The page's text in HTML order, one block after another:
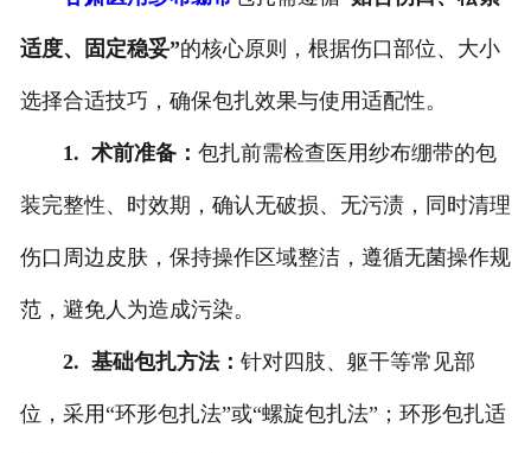
适度、固定稳妥”的核心原则，根据伤口部位、大小
选择合适技巧，确保包扎效果与使用适配性。
1. 术前准备： 包扎前需检查医用纱布绷带的包
装完整性、时效期，确认无破损、无污渍，同时清理
伤口周边皮肤，保持操作区域整洁，遵循无菌操作规
范，避免人为造成污染。
2. 基础包扎方法： 针对四肢、躯干等常见部
位，采用“环形包扎法”或“螺旋包扎法”；环形包扎适